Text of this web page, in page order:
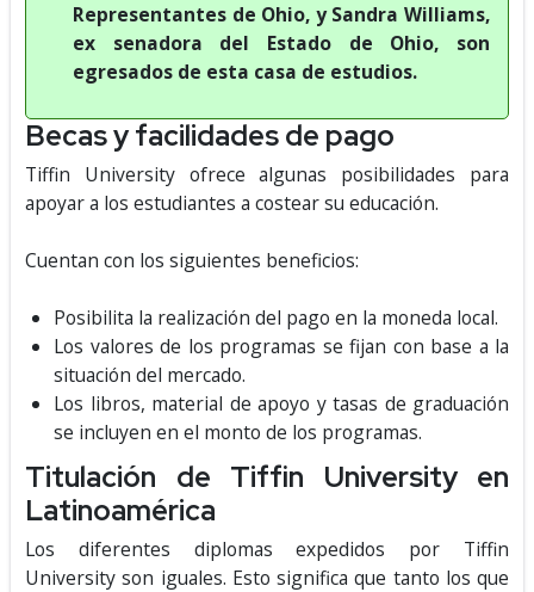
Representantes de Ohio, y Sandra Williams,
ex senadora del Estado de Ohio, son
egresados de esta casa de estudios.
Becas y facilidades de pago
Tiffin University ofrece algunas posibilidades para
apoyar a los estudiantes a costear su educación.
Cuentan con los siguientes beneficios:
Posibilita la realización del pago en la moneda local.
Los valores de los programas se fijan con base a la
situación del mercado.
Los libros, material de apoyo y tasas de graduación
se incluyen en el monto de los programas.
Titulación de Tiffin University en
Latinoamérica
Los diferentes diplomas expedidos por Tiffin
University son iguales. Esto significa que tanto los que